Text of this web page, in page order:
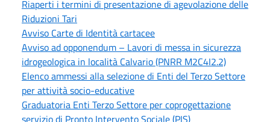
Riaperti i termini di presentazione di agevolazione delle
Riduzioni Tari
Avviso Carte di Identità cartacee
Avviso ad opponendum – Lavori di messa in sicurezza
idrogeologica in località Calvario (PNRR M2C4I2.2)
Elenco ammessi alla selezione di Enti del Terzo Settore
per attività socio-educative
Graduatoria Enti Terzo Settore per coprogettazione
servizio di Pronto Intervento Sociale (PIS)